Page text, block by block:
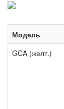
Модель
GCA (желт.)